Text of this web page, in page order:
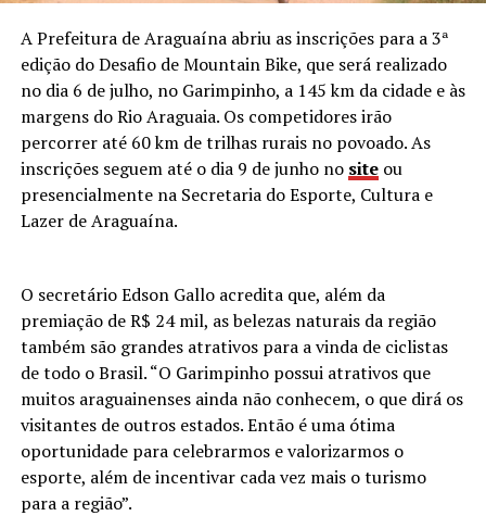
A Prefeitura de Araguaína abriu as inscrições para a 3ª
edição do Desafio de Mountain Bike, que será realizado
no dia 6 de julho, no Garimpinho, a 145 km da cidade e às
margens do Rio Araguaia. Os competidores irão
percorrer até 60 km de trilhas rurais no povoado. As
inscrições seguem até o dia 9 de junho no site ou
presencialmente na Secretaria do Esporte, Cultura e
Lazer de Araguaína.
O secretário Edson Gallo acredita que, além da
premiação de R$ 24 mil, as belezas naturais da região
também são grandes atrativos para a vinda de ciclistas
de todo o Brasil. “O Garimpinho possui atrativos que
muitos araguainenses ainda não conhecem, o que dirá os
visitantes de outros estados. Então é uma ótima
oportunidade para celebrarmos e valorizarmos o
esporte, além de incentivar cada vez mais o turismo
para a região”.